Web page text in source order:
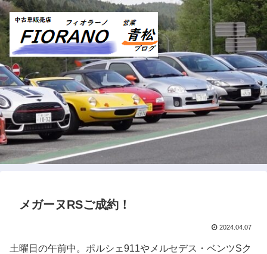
メガーヌRSご成約！
2024.04.07
土曜日の午前中。ポルシェ911やメルセデス・ベンツSク